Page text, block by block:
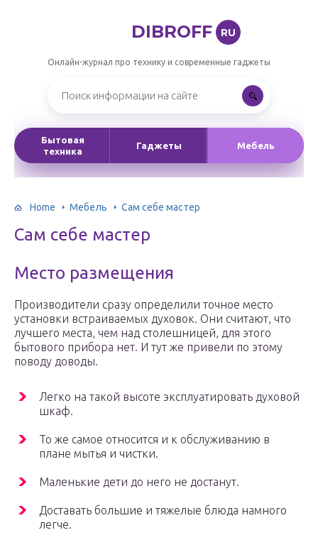
DIBROFF RU
Онлайн-журнал про технику и современные гаджеты
Бытовая
техника
Гаджеты Мебель
Home Мебель Сам себе мастер
Сам себе мастер
Место размещения
Производители сразу определили точное место
установки встраиваемых духовок. Они считают, что
лучшего места, чем над столешницей, для этого
бытового прибора нет. И тут же привели по этому
поводу доводы.
Легко на такой высоте эксплуатировать духовой
шкаф.
То же самое относится и к обслуживанию в
плане мытья и чистки.
Маленькие дети до него не достанут.
Доставать большие и тяжелые блюда намного
легче.